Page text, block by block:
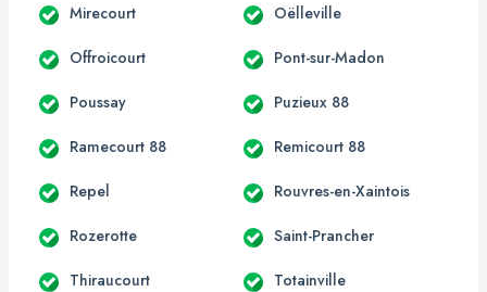
Mirecourt Oëlleville
Offroicourt Pont-sur-Madon
Poussay Puzieux 88
Ramecourt 88 Remicourt 88
Repel Rouvres-en-Xaintois
Rozerotte Saint-Prancher
Thiraucourt Totainville